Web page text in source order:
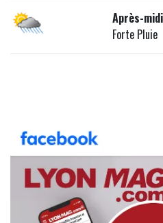
Après-midi
Forte